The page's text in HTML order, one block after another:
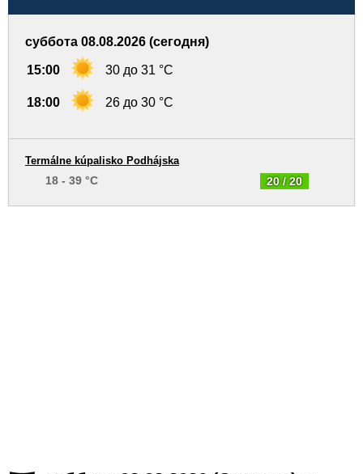
суббота 08.08.2026 (сегодня)
15:00 30 до 31 °C
18:00 26 до 30 °C
20 / 20
Termálne kúpalisko Podhájska
18 - 39 °C